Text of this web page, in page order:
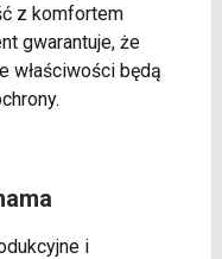
z komfortem
gwarantuje, że
właściwości będą
i